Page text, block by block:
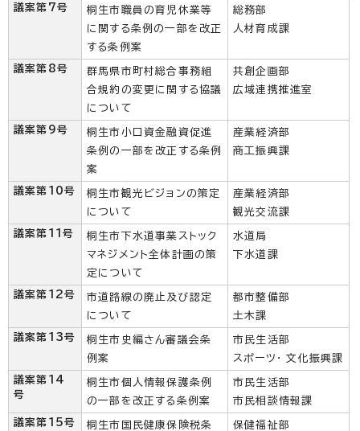
議案第7号
桐生市職員の育児休業等
に関する条例の一部を改正
する条例案
総務部
人材育成課
議案第8号
群馬県市町村総合事務組
合規約の変更に関する協議
について
共創企画部
広域連携推進室
議案第9号
桐生市小口資金融資促進
条例の一部を改正する条例
案
産業経済部
商工振興課
議案第10号
桐生市観光ビジョンの策定
について
産業経済部
観光交流課
議案第11号
桐生市下水道事業ストック
マネジメント全体計画の策
定について
水道局
下水道課
議案第12号
市道路線の廃止及び認定
について
都市整備部
土木課
議案第13号
桐生市史編さん審議会条
例案
市民生活部
スポーツ・ 文化振興課
議案第14
号
桐生市個人情報保護条例
の一部を改正する条例案
市民生活部
市民相談情報課
議案第15号
桐生市国民健康保険税条
保健福祉部